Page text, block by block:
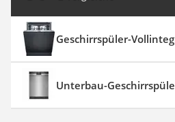
Geschirrspüler-
Unterbau-